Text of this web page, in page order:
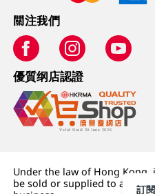
關注我們
優質纲店認證
Under the law of Hong
be sold or supplied to a
訂